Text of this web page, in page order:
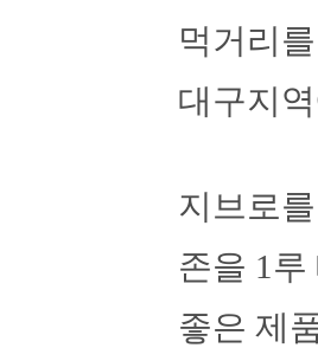
먹거리
대구지
지브로
존을 1
좋은 제